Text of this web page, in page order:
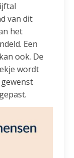
van dit
het
Een
ook. De
wordt